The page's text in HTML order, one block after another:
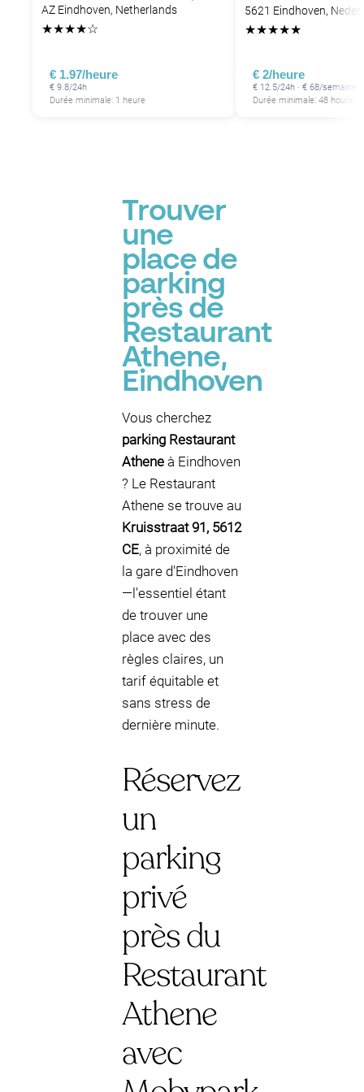
AZ Eindhoven, Netherlands
★★★★☆
€ 1.97/heure
€ 9.8/24h
Durée minimale: 1 heure
5621 Eindhoven,
★★★★★
€ 2/heure
€ 12.5/24h · € 68/semaine
Durée minimale: 48 hours
Trouver
une
place de
parking
près de
Restaurant
Athene,
Eindhoven
Vous cherchez
parking Restaurant
Athene à Eindhoven
? Le Restaurant
Athene se trouve au
Kruisstraat 91, 5612
CE, à proximité de
la gare d'Eindhoven
—l'essentiel étant
de trouver une
place avec des
règles claires, un
tarif équitable et
sans stress de
dernière minute.
Réservez
un
parking
privé
près du
Restaurant
Athene
avec